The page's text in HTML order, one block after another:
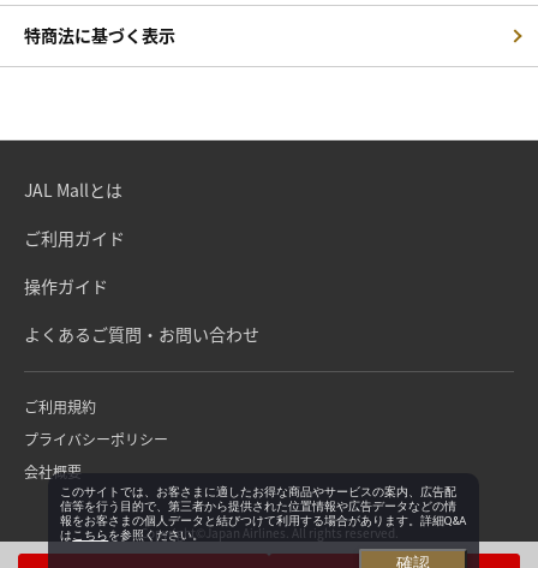
特商法に基づく表示
JAL Mallとは
ご利用ガイド
操作ガイド
よくあるご質問・お問い合わせ
ご利用規約
プライバシーポリシー
会社概要
Copyright©Japan Airlines. All rights reserved.
このサイトでは、お客さまに適したお得な商品やサービスの案内、広告配
信等を行う目的で、第三者から提供された位置情報や広告データなどの情
報をお客さまの個人データと結びつけて利用する場合があります。詳細Q&A
は こちらを参照ください。
確認